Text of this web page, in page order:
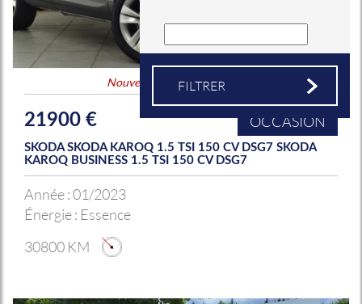
Nouveauté Coup de coeur
21900 € OCCASION
SKODA SKODA KAROQ 1.5 TSI 150 CV DSG7 SKODA
KAROQ BUSINESS 1.5 TSI 150 CV DSG7
Année :01/2023
Énergie : Essence
30800 KM